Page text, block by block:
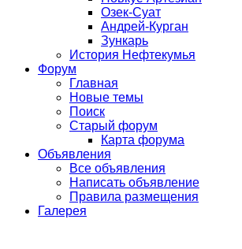
Озек-Суат
Андрей-Курган
Зункарь
История Нефтекумья
Форум
Главная
Новые темы
Поиск
Старый форум
Карта форума
Объявления
Все объявления
Написать объявление
Правила размещения
Галерея